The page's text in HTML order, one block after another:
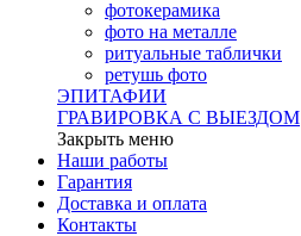
фотокерамика
фото на металле
ритуальные таблички
ретушь фото
ЭПИТАФИИ
ГРАВИРОВКА С ВЫЕЗДОМ
Закрыть меню
Наши работы
Гарантия
Доставка и оплата
Контакты